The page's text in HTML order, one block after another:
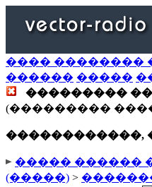
���� ��������
������ �����
���������
(���������
������������,
����� ������
(�����) >